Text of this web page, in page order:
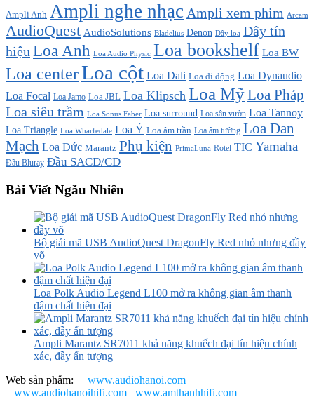
Ampli Anh Ampli nghe nhạc Ampli xem phim Arcam
AudioQuest AudioSolutions Bladelius Denon Dây loa Dây tín
hiệu Loa Anh Loa Audio Physic Loa bookshelf Loa BW
Loa centerLoa cột Loa Dali Loa di động Loa Dynaudio
Loa Focal Loa Jamo Loa JBL Loa Klipsch Loa MỹLoa Pháp
Loa siêu trầm Loa Sonus Faber Loa surround Loa sân vườn Loa Tannoy
Loa Triangle Loa Wharfedale Loa Ý Loa âm trần Loa âm tường Loa Đan
Mạch Loa Đức Marantz Phụ kiện PrimaLuna Rotel TIC Yamaha
Đầu Bluray Đầu SACD/CD
Bài Viết Ngẫu Nhiên
Bộ giải mã USB AudioQuest DragonFly Red nhỏ nhưng đầy
võ
Loa Polk Audio Legend L100 mở ra không gian âm thanh
đậm chất hiện đại
Ampli Marantz SR7011 khả năng khuếch đại tín hiệu chính
xác, đầy ấn tượng
Web sản phẩm: www.audiohanoi.com
www.audiohanoihifi.com
www.amthanhhifi.com